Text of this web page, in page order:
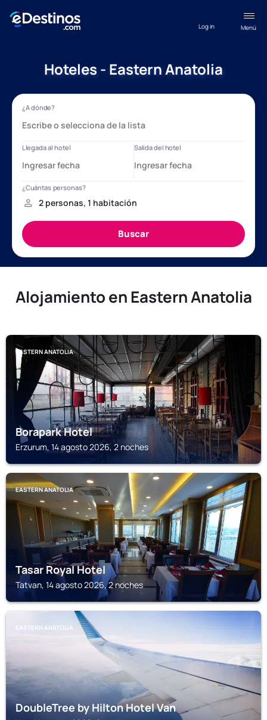
Menú
Log in
Hoteles - Eastern Anatolia
Alojamiento en Eastern Anatolia
EASTERN ANATOLIA
Borapark Hotel
Erzurum, 14 agosto 2026, 2 noches
EASTERN ANATOLIA
Tasar Royal Hotel
Tatvan, 14 agosto 2026, 2 noches
EASTERN ANATOLIA
DoubleTree by Hilton Hotel Van